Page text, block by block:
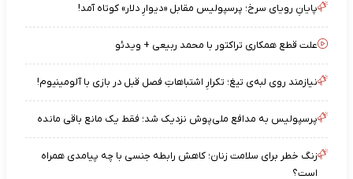
پایانِ رویای سرخ؛ پرسپولیس مقابل «دیوارِ دلار» کوتاه آمد!
علت قطع همکاری تراکتور با محمد ربیعی + ویدئو
نیازمند روی لبه‌ی تیغ؛ تکرارِ اشتباهاتِ فصل قبل در بازی با آلومینیوم!
پرسپولیس به مدافع ملی‌پوش نزدیک شد؛ فقط یک مانع باقی مانده
زنگ خطر برای سلامت زنان؛ کاهش رابطه جنسی با چه پیامدی همراه
است؟